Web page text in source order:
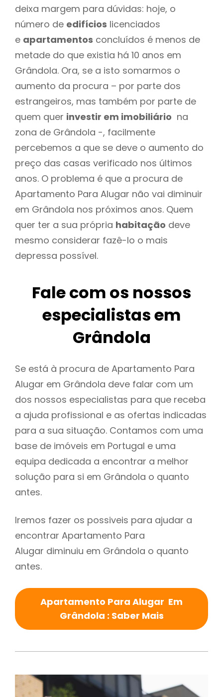
deixa margem para dúvidas: hoje, o
número de edifícios licenciados
e apartamentos concluídos é menos de
metade do que existia há 10 anos em
Grândola. Ora, se a isto somarmos o
aumento da procura – por parte dos
estrangeiros, mas também por parte de
quem quer investir em imobiliário na
zona de Grândola -, facilmente
percebemos a que se deve o aumento do
preço das casas verificado nos últimos
anos. O problema é que a procura de
Apartamento Para Alugar não vai diminuir
em Grândola nos próximos anos. Quem
quer ter a sua própria habitação deve
mesmo considerar fazê-lo o mais
depressa possível.
Fale com os nossos
especialistas em
Grândola
Se está à procura de Apartamento Para
Alugar em Grândola deve falar com um
dos nossos especialistas para que receba
a ajuda profissional e as ofertas indicadas
para a sua situação. Contamos com uma
base de imóveis em Portugal e uma
equipa dedicada a encontrar a melhor
solução para si em Grândola o quanto
antes.
Iremos fazer os possiveis para ajudar a
encontrar Apartamento Para
Alugar diminuiu em Grândola o quanto
antes.
Apartamento Para Alugar Em
Grândola : Saber Mais